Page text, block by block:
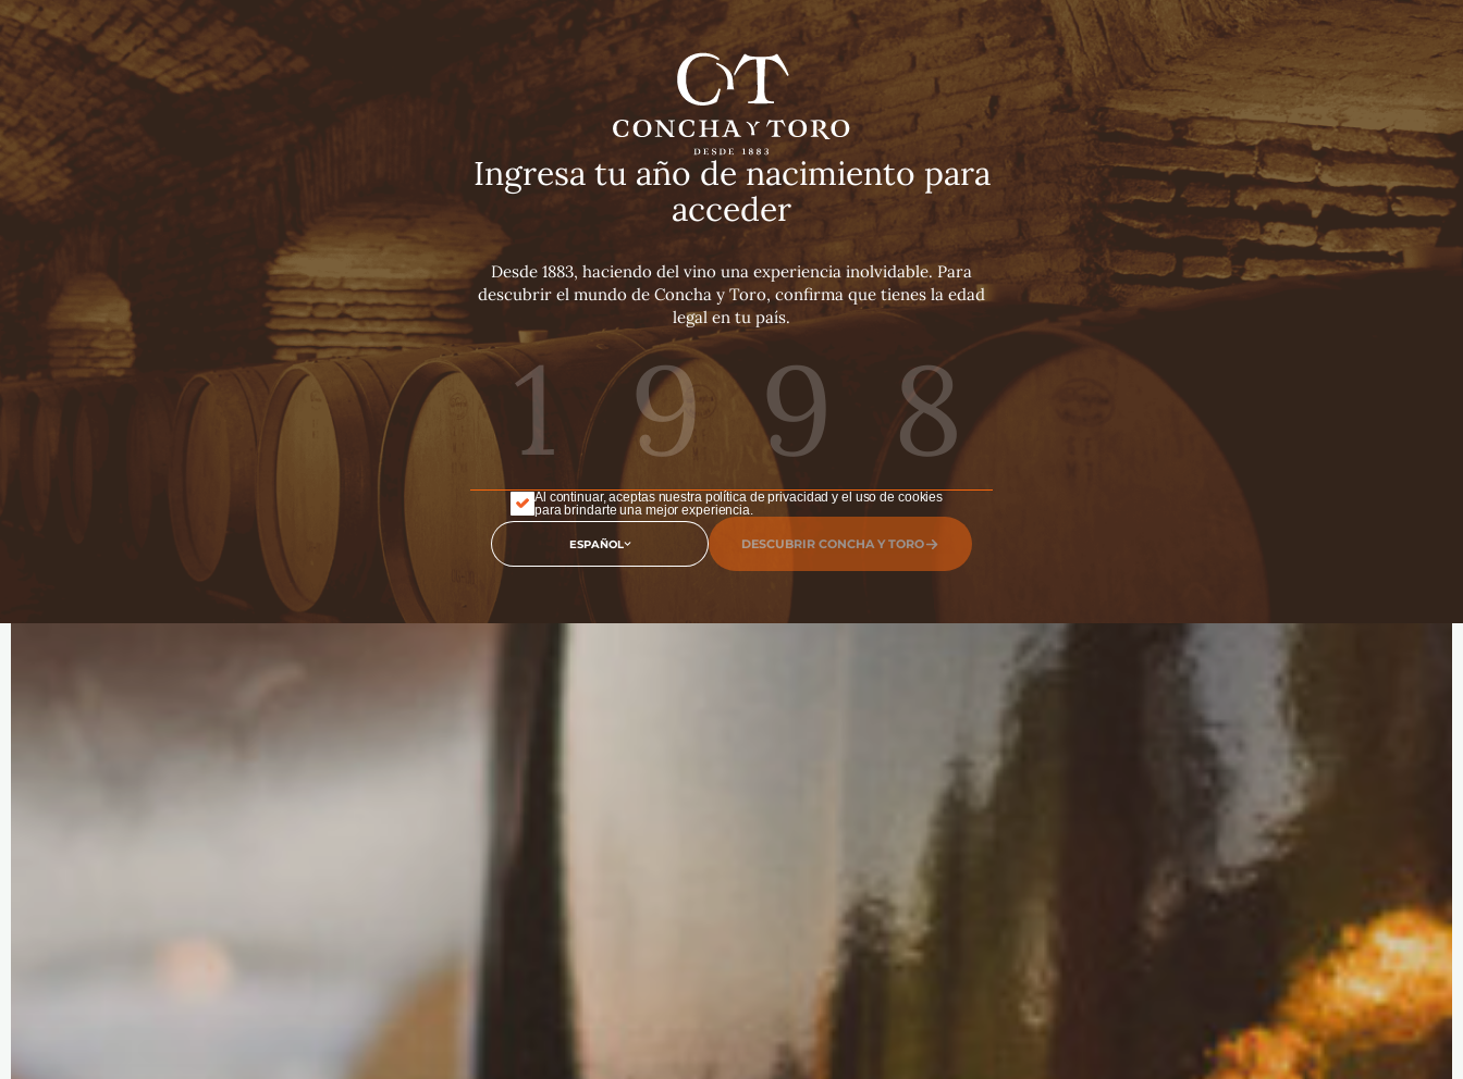
Ingresa tu año de nacimiento para
acceder
Desde 1883, haciendo del vino una experiencia inolvidable. Para
descubrir el mundo de Concha y Toro, confirma que tienes la edad
legal en tu país.
Al continuar, aceptas nuestra política de privacidad y el uso de cookies
para brindarte una mejor experiencia.
ESPAÑOL DESCUBRIR CONCHA Y TORO
Viña Concha y Toro Tienda Online
Español
Português
HOME
VARIETAL WINES
NUESTRO LEGADO
NUESTROS PILARES
NUESTROS ENÓLOGOS
NUESTROS VALLES
WINE BLOG CONTACTO